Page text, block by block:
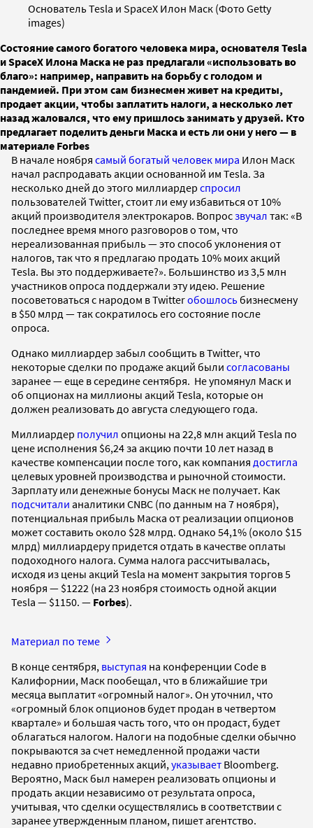
Основатель Tesla и SpaceX Илон Маск (Фото Getty
images)
Состояние самого богатого человека мира, основателя Tesla
и SpaceX Илона Маска не раз предлагали «использовать во
благо»: например, направить на борьбу с голодом и
пандемией. При этом сам бизнесмен живет на кредиты,
продает акции, чтобы заплатить налоги, а несколько лет
назад жаловался, что ему пришлось занимать у друзей. Кто
предлагает поделить деньги Маска и есть ли они у него — в
материале Forbes
В начале ноября самый богатый человек мира Илон Маск
начал распродавать акции основанной им Tesla. За
несколько дней до этого миллиардер спросил
пользователей Twitter, стоит ли ему избавиться от 10%
акций производителя электрокаров. Вопросзвучал так: «В
последнее время много разговоров о том, что
нереализованная прибыль — это способ уклонения от
налогов, так что я предлагаю продать 10% моих акций
Tesla. Вы это поддерживаете?». Большинство из 3,5 млн
участников опроса поддержали эту идею. Решение
посоветоваться с народом в Twitterобошлосьбизнесмену
в $50 млрд — так сократилось его состояние после
опроса.
Однако миллиардер забыл сообщить в Twitter, что
некоторые сделки по продаже акций были согласованы
заранее — еще в середине сентября. Не упомянул Маск и
об опционах на миллионы акций Tesla, которые он
должен реализовать до августа следующего года.
Миллиардер получил опционы на 22,8 млн акций Tesla по
цене исполнения $6,24 за акцию почти 10 лет назад в
качестве компенсации после того, как компания достигла
целевых уровней производства и рыночной стоимости.
Зарплату или денежные бонусы Маск не получает. Как
подсчитали аналитики CNBC (по данным на 7 ноября),
потенциальная прибыль Маска от реализации опционов
может составить около $28 млрд. Однако 54,1% (около $15
млрд) миллиардеру придется отдать в качестве оплаты
подоходного налога. Сумма налога рассчитывалась,
исходя из цены акций Tesla на момент закрытия торгов 5
ноября — $1222 (на 23 ноября стоимость одной акции
Tesla — $1150. — Forbes).
Материал по теме
В конце сентября, выступая на конференции Code в
Калифорнии, Маск пообещал, что в ближайшие три
месяца выплатит «огромный налог». Он уточнил, что
«огромный блок опционов будет продан в четвертом
квартале» и большая часть того, что он продаст, будет
облагаться налогом. Налоги на подобные сделки обычно
покрываются за счет немедленной продажи части
недавно приобретенных акций, указывает Bloomberg.
Вероятно, Маск был намерен реализовать опционы и
продать акции независимо от результата опроса,
учитывая, что сделки осуществлялись в соответствии с
заранее утвержденным планом, пишет агентство.